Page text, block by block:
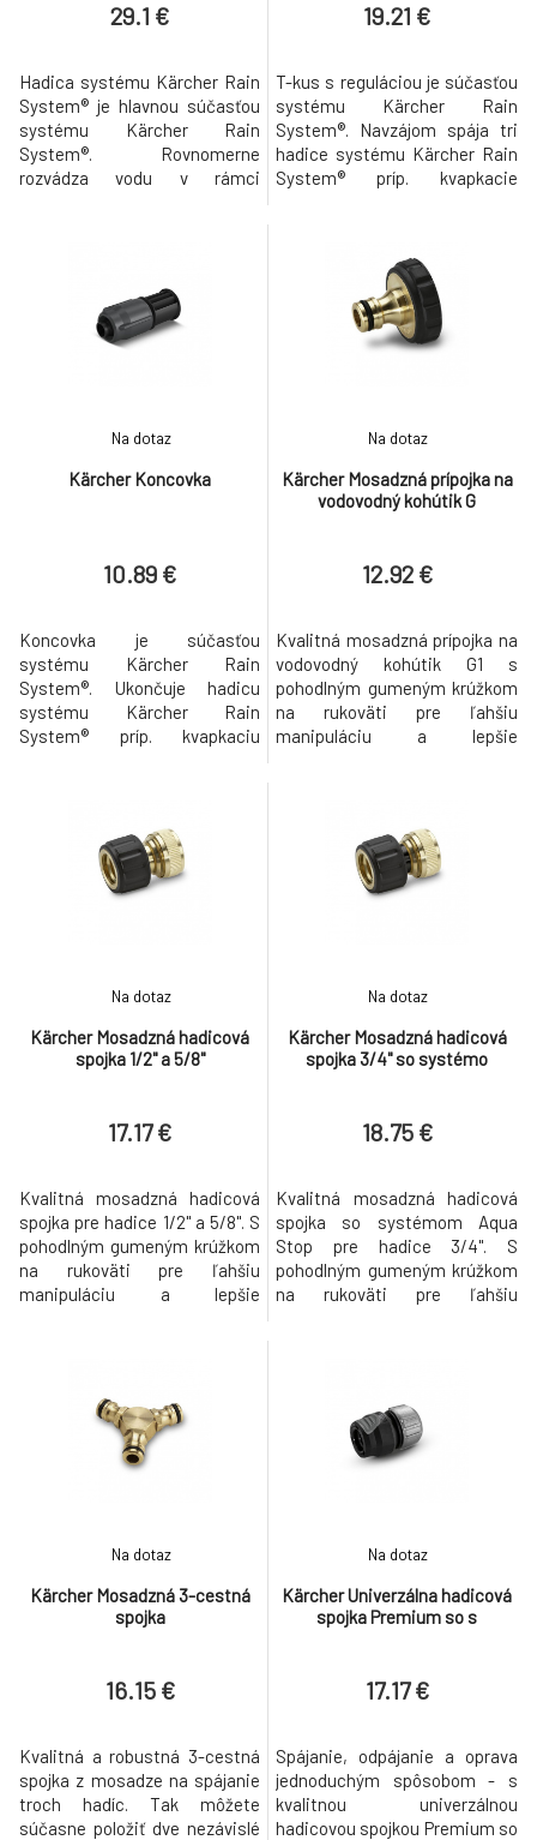
29.1 €
Hadica systému Kärcher Rain
System® je hlavnou súčasťou
systému Kärcher Rain
System®. Rovnomerne
rozvádza vodu v rámci
podľa potreby skrátiť a
pomocou I-kusov predĺžiť alebo
pomocou T-kusov rozvetviť. Na
19.21 €
T-kus s reguláciou je súčasťou
systému Kärcher Rain
System®. Navzájom spája tri
hadice systému Kärcher Rain
System® príp. kvapkacie
perfektne prispôsobiť
individuálnym požiadavkám.
Na bočnom vývode je možné
regulovať prietok a tým aj tlak a
Kärcher Koncovka
Na dotaz
10.89 €
Koncovka je súčasťou
systému Kärcher Rain
System®. Ukončuje hadicu
systému Kärcher Rain
System® príp. kvapkaciu
príslušnej situácii v záhrade.
Položené alebo skrátené
hadice je možné na
ľubovoľnom mieste ukončiť.
Kärcher Mosadzná prípojka na
vodovodný kohútik G
Na dotaz
12.92 €
Kvalitná mosadzná prípojka na
vodovodný kohútik G1 s
pohodlným gumeným krúžkom
na rukoväti pre ľahšiu
manipuláciu a lepšie
používanie v záhrade sa
vyznačuje kvalitou, ktorá vydrží
každý tlak. Kvalitné
spracovanie a robustný
Kärcher Mosadzná hadicová
spojka 1/2" a 5/8"
Na dotaz
17.17 €
Kvalitná mosadzná hadicová
spojka pre hadice 1/2" a 5/8". S
pohodlným gumeným krúžkom
na rukoväti pre ľahšiu
manipuláciu a lepšie
vyznačuje kvalitou, ktorá vydrží
každý tlak. Kvalitné
spracovanie a robustný
Kärcher Mosadzná hadicová
spojka 3/4" so systémo
Na dotaz
18.75 €
Kvalitná mosadzná hadicová
spojka so systémom Aqua
Stop pre hadice 3/4". S
pohodlným gumeným krúžkom
na rukoväti pre ľahšiu
mosadzných výrobkov Kärcher
na poloprofesionálne
používanie v záhrade sa
Kärcher Mosadzná 3-cestná
spojka
Na dotaz
16.15 €
Kvalitná a robustná 3-cestná
spojka z mosadze na spájanie
troch hadíc. Tak môžete
súčasne položiť dve nezávislé
Kärcher Univerzálna hadicová
spojka Premium so s
Na dotaz
17.17 €
Spájanie, odpájanie a oprava
jednoduchým spôsobom - s
kvalitnou univerzálnou
hadicovou spojkou Premium so